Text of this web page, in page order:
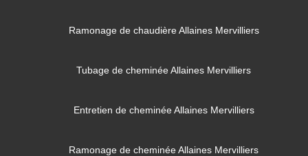
Ramonage de chaudière Allaines Mervilliers
Tubage de cheminée Allaines Mervilliers
Entretien de cheminée Allaines Mervilliers
Ramonage de cheminée Allaines Mervilliers